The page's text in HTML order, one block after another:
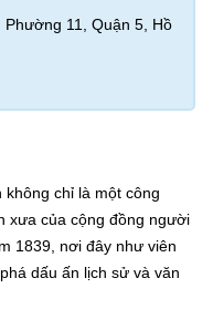
11, Quận 5, Hồ
chỉ là một công
xưa của cộng đồng người
1839, nơi đây như viên
dấu ấn lịch sử và văn